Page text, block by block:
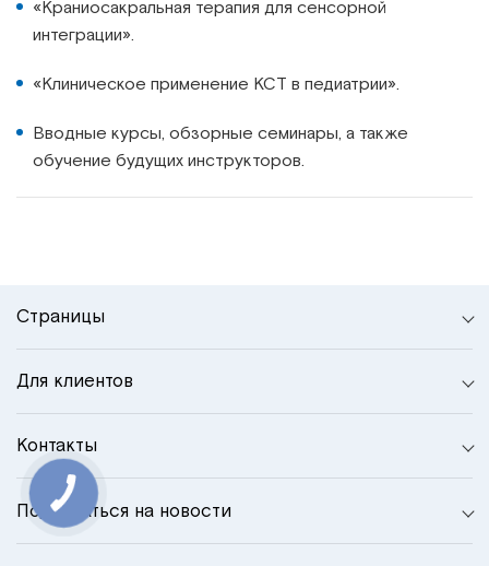
«Краниосакральная терапия для сенсорной
интеграции».
«Клиническое применение КСТ в педиатрии».
Вводные курсы, обзорные семинары, а также
обучение будущих инструкторов.
Страницы
Для клиентов
Контакты
Подписаться на новости